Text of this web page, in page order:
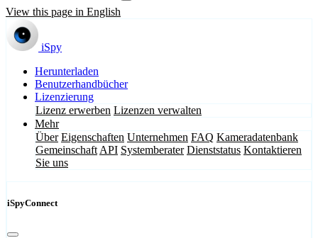
View this page in English
iSpy
Herunterladen
Benutzerhandbücher
Lizenzierung
Lizenz erwerben Lizenzen verwalten
Mehr
Über Eigenschaften Unternehmen FAQ Kameradatenbank
Gemeinschaft API Systemberater Dienststatus Kontaktieren
Sie uns
iSpyConnect